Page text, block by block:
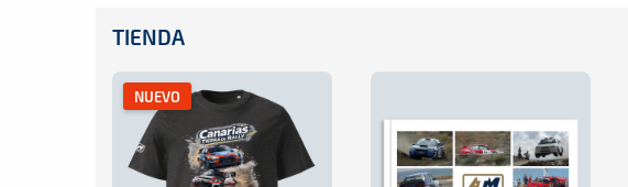
TIENDA
NUEVO